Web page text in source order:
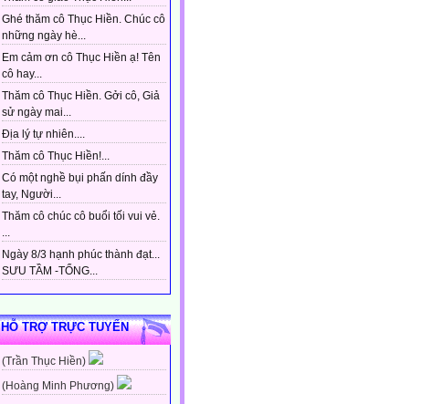
Ghé thăm cô Thục Hiền. Chúc cô
những ngày hè...
Em cảm ơn cô Thục Hiền ạ! Tên
cô hay...
Thăm cô Thục Hiền. Gởi cô, Giả
sử ngày mai...
Địa lý tự nhiên....
Thăm cô Thục Hiền!...
Có một nghề bụi phấn dính đầy
tay, Người...
Thăm cô chúc cô buổi tối vui vẻ.
...
Ngày 8/3 hạnh phúc thành đạt...
SƯU TẦM -TỔNG...
HỖ TRỢ TRỰC TUYẾN
(Trần Thục Hiền)
(Hoàng Minh Phương)